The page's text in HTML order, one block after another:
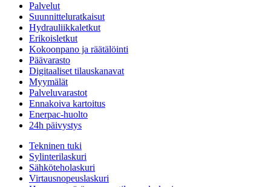
Palvelut
Suunnitteluratkaisut
Hydrauliikkaletkut
Erikoisletkut
Kokoonpano ja räätälöinti
Päävarasto
Digitaaliset tilauskanavat
Myymälät
Palveluvarastot
Ennakoiva kartoitus
Enerpac-huolto
24h päivystys
Tekninen tuki
Sylinterilaskuri
Sähköteholaskuri
Virtausnopeuslaskuri